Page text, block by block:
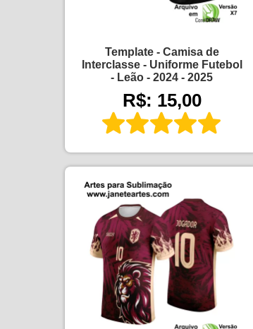
Template - Camisa de
Interclasse - Uniforme Futebol
- Leão - 2024 - 2025
R$: 15,00